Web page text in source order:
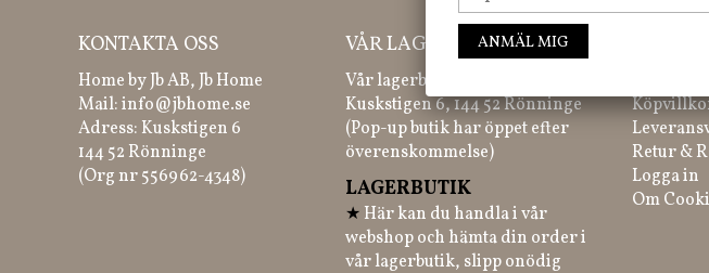
KONTAKTA OSS
Home by Jb AB, Jb Home
Mail:info@jbhome.se
Adress: Kuskstigen 6
144 52 Rönninge
(Org nr 556962-4348)
VÅR LAGERBUTIK
Vår lagerbutik hittar du på
Kuskstigen 6, 144 52 Rönninge
(Pop-up butik har öppet efter
överenskommelse)
LAGERBUTIK
★ Här kan du handla i vår
webshop och hämta din order i
vår lagerbutik, slipp onödig
Retur &
Logga in
Om
ANMÄL MIG